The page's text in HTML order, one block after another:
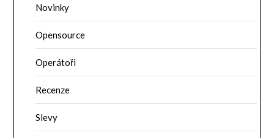
Novinky
Opensource
Operátoři
Recenze
Slevy